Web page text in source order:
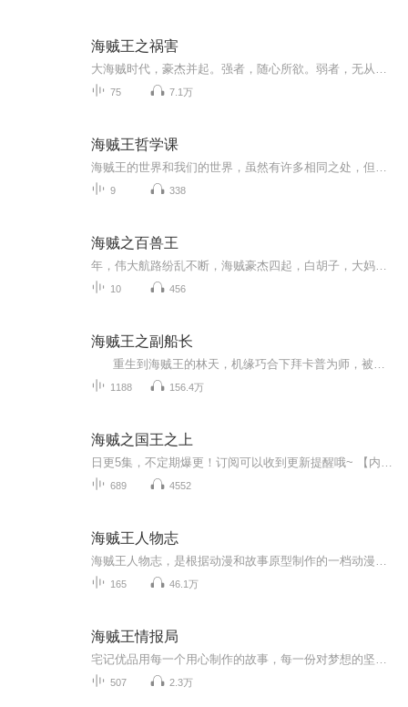
海贼王之祸害
75 7.1万
海贼王哲学课
9 338
海贼之百兽王
10 456
海贼王之副船长
1188 156.4万
海贼之国王之上
689 4552
海贼王人物志
165 46.1万
海贼王情报局
507 2.3万